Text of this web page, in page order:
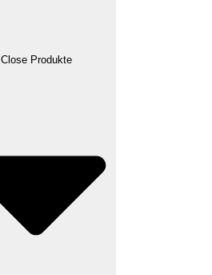
Close Produkte